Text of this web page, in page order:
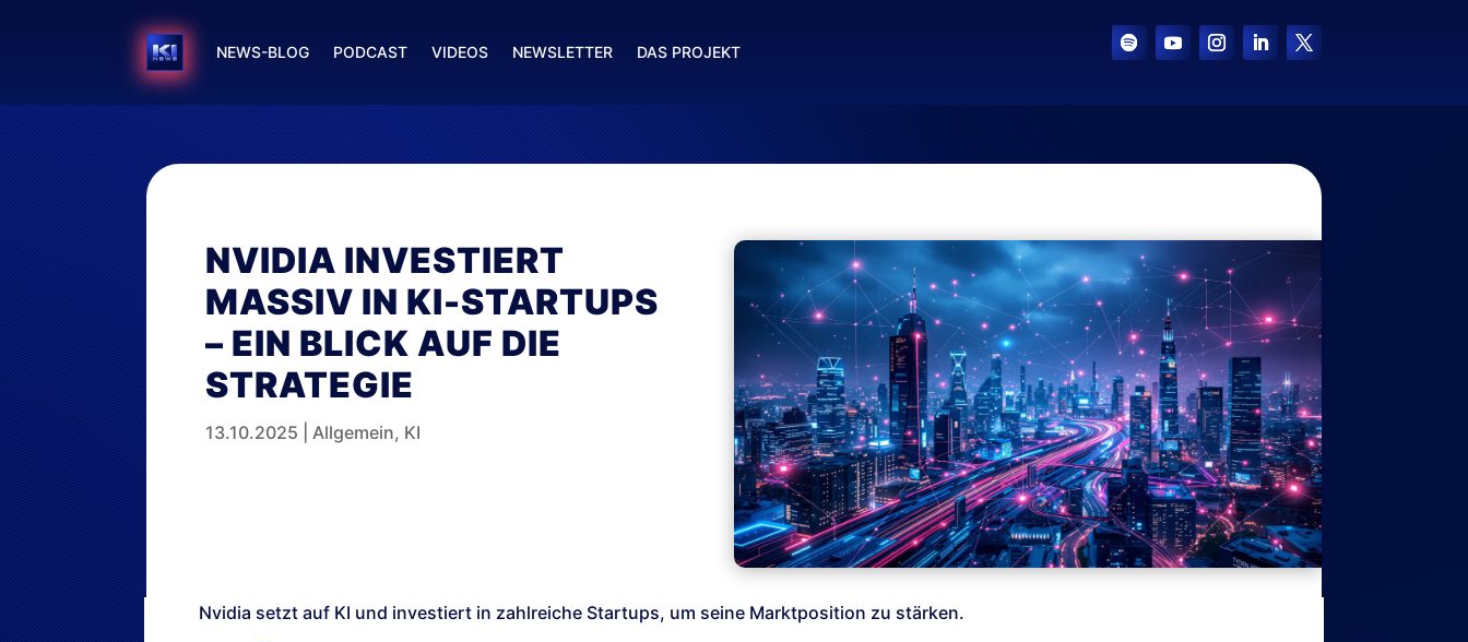
NEWS-BLOG PODCAST VIDEOS NEWSLETTER DAS PROJEKT
NVIDIA INVESTIERT
MASSIV IN KI-STARTUPS
– EIN BLICK AUF DIE
STRATEGIE
13.10.2025 Allgemein, KI
Nvidia setzt auf KI und investiert in zahlreiche Startups, um seine Marktposition zu stärken.